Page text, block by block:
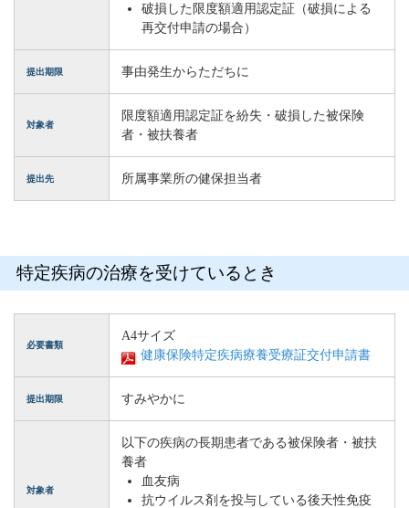
破損した限度額適用認定証（破損による
再交付申請の場合）
提出期限 事由発生からただちに
対象者
限度額適用認定証を紛失・破損した被保険
者・被扶養者
提出先 所属事業所の健保担当者
特定疾病の治療を受けているとき
必要書類
A4サイズ
健康保険特定疾病療養受療証交付申請書
提出期限 すみやかに
対象者
以下の疾病の長期患者である被保険者・被扶
養者
血友病
抗ウイルス剤を投与している後天性免疫